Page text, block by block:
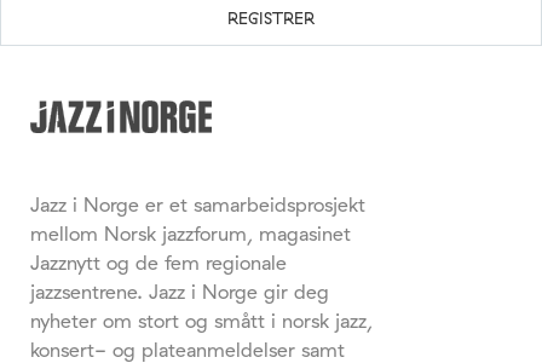
Jazz i Norge er et samarbeidsprosjekt
mellom Norsk jazzforum, magasinet
Jazznytt og de fem regionale
jazzsentrene. Jazz i Norge gir deg
nyheter om stort og smått i norsk jazz,
konsert- og plateanmeldelser samt